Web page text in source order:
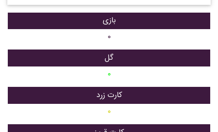
بازی
۰
گل
۰
کارت زرد
۰